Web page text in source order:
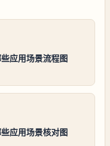
应用场景流程图
应用场景核对图